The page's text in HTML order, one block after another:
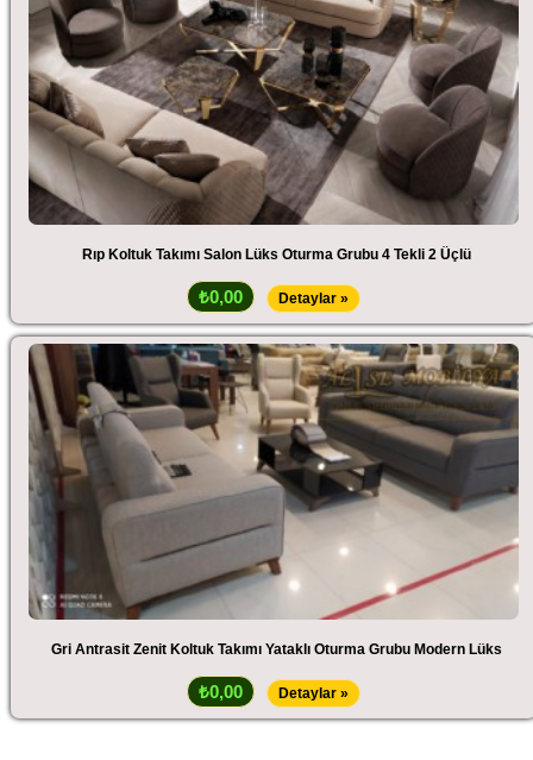
Rıp Koltuk Takımı Salon Lüks Oturma Grubu 4 Tekli 2 Üçlü
₺0,00 Detaylar »
Gri Antrasit Zenit Koltuk Takımı Yataklı Oturma Grubu Modern Lüks
₺0,00 Detaylar »